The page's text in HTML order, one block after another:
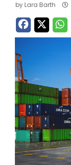
by Lara Barth